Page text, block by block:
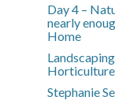
Day 4 –
nearly
Home
Horticulture
Stephanie